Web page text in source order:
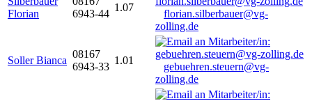
Florian
6943-44
1.07
florian.silberbauer@vg-
zolling.de
Soller Bianca
08167
6943-33
1.01
gebuehren.steuern@vg-
zolling.de